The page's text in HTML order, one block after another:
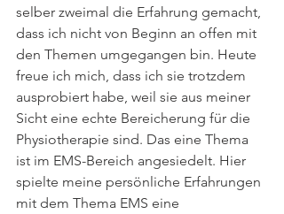
selber zweimal die Erfahrung gemacht,
dass ich nicht von Beginn an offen mit
den Themen umgegangen bin. Heute
freue ich mich, dass ich sie trotzdem
ausprobiert habe, weil sie aus meiner
Sicht eine echte Bereicherung für die
Physiotherapie sind. Das eine Thema
ist im EMS-Bereich angesiedelt. Hier
spielte meine persönliche Erfahrungen
mit dem Thema EMS eine